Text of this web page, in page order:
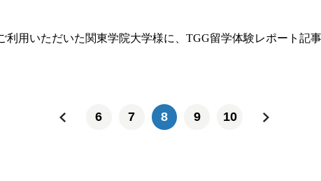
利用いただいた関東学院大学様に、TGG留学体験レポート記
6 7 8 9 10